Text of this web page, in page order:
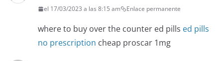
el 17/03/2023 a las 8:15 am Enlace permanente
where to buy over the counter ed pills ed pills
no prescription cheap proscar 1mg